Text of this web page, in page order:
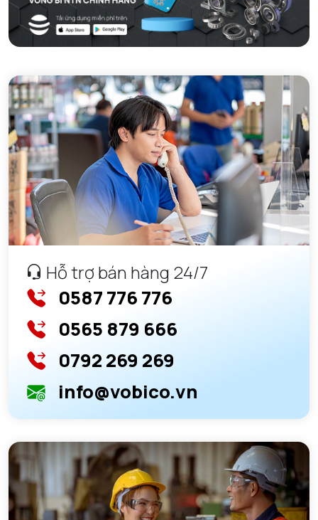
VÒNG BI KIM NTN
VÒNG BI LĂN TRỤ ĐẨY NTN
GỐI ĐỠ NTN
GỐI ĐỠ 2 NỬA NTN
PHỤ KIỆN NTN
MÁY GIA NHIỆT NTN
Hỗ trợ bán hàng 24/7
0587 776 776
0565 879 666
0792 269 269
info@vobico.vn